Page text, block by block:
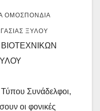
ΟΜΟΣΠΟΝΔΊΑ
ΞΎΛΟΥ
Συνάδελφοι,
οι φονικές